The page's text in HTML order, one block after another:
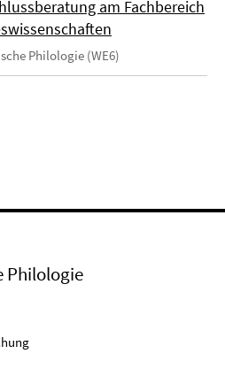
am Fachbereich
Philologie (WE6)
Philologie